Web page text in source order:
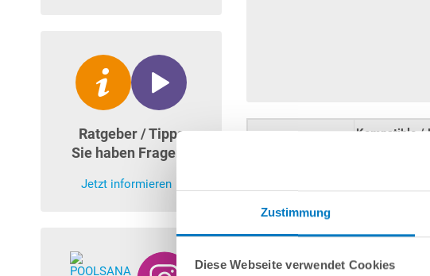
Zustimmung
Diese Webseite verwendet Cookies
Ratgeber / Tipps
Sie haben Fragen?
Jetzt informieren
Kompatible /